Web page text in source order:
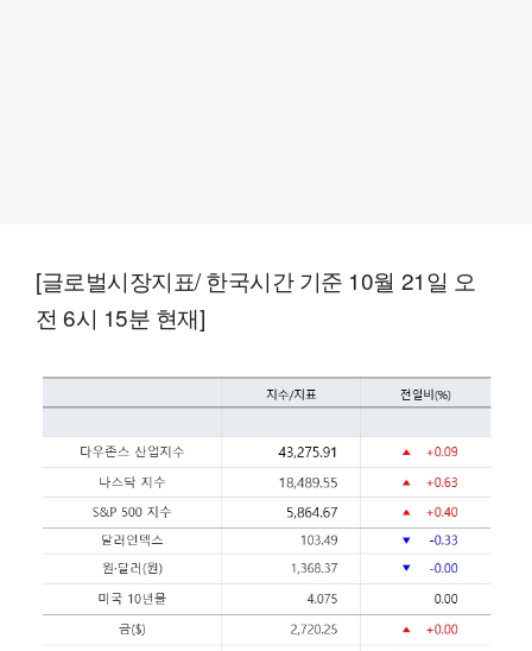
[글로벌시장지표/ 한국시간 기준 10월 21일 오
전 6시 15분 현재]